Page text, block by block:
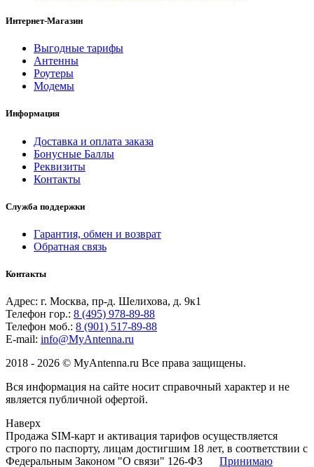
Интернет-Магазин
Выгодные тарифы
Антенны
Роутеры
Модемы
Информация
Доставка и оплата заказа
Бонусные Баллы
Реквизиты
Контакты
Служба поддержки
Гарантия, обмен и возврат
Обратная связь
Контакты
Адрес: г. Москва, пр-д. Шелихова, д. 9к1
Телефон гор.: 8 (495) 978-89-88
Телефон моб.: 8 (901) 517-89-88
E-mail: info@MyAntenna.ru
2018 - 2026 © MyAntenna.ru Все права защищены.
Вся информация на сайте носит справочный характер и не
является публичной офертой.
Наверх
Продажа SIM-карт и активация тарифов осуществляется
строго по паспорту, лицам достигшим 18 лет, в соответствии с
Федеральным Законом "О связи" 126-ФЗ
Принимаю